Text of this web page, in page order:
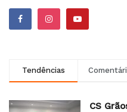
Tendências
CS